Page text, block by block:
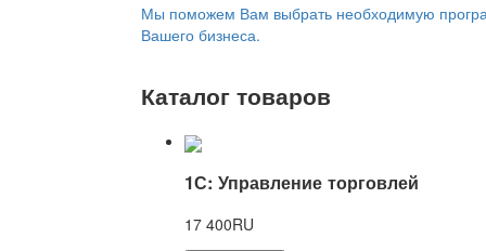
Мы поможем Вам выбрать необходимую
Вашего бизнеса.
Каталог товаров
1С: Управление торговлей
17 400RU